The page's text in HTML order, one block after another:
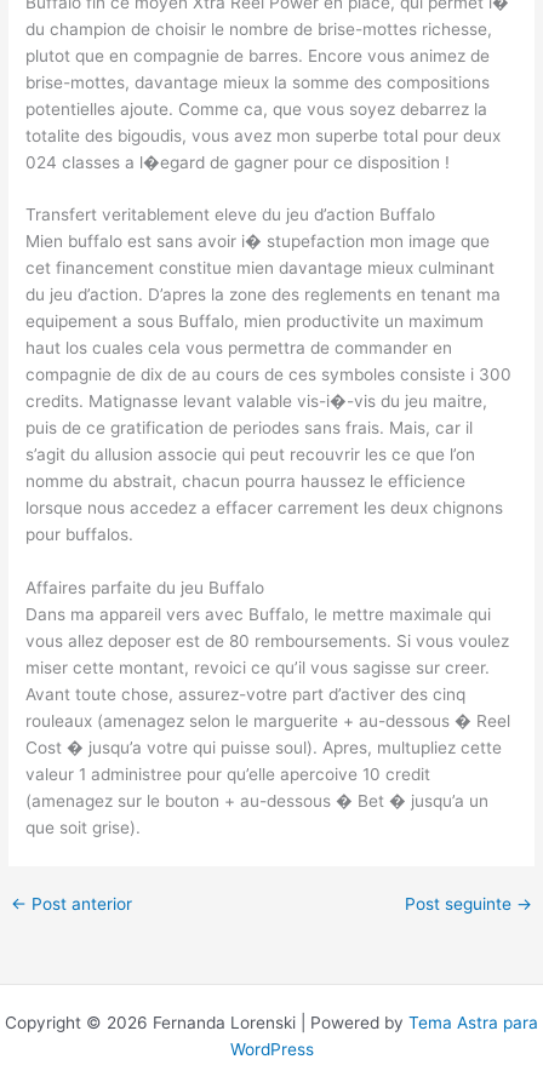
du champion de choisir le nombre de brise-mottes richesse,
plutot que en compagnie de barres. Encore vous animez de
brise-mottes, davantage mieux la somme des compositions
potentielles ajoute. Comme ca, que vous soyez debarrez la
totalite des bigoudis, vous avez mon superbe total pour deux
024 classes a l�egard de gagner pour ce disposition !
Transfert veritablement eleve du jeu d’action Buffalo
Mien buffalo est sans avoir i� stupefaction mon image que
cet financement constitue mien davantage mieux culminant
du jeu d’action. D’apres la zone des reglements en tenant ma
equipement a sous Buffalo, mien productivite un maximum
haut los cuales cela vous permettra de commander en
compagnie de dix de au cours de ces symboles consiste i 300
credits. Matignasse levant valable vis-i�-vis du jeu maitre,
puis de ce gratification de periodes sans frais. Mais, car il
s’agit du allusion associe qui peut recouvrir les ce que l’on
nomme du abstrait, chacun pourra haussez le efficience
lorsque nous accedez a effacer carrement les deux chignons
pour buffalos.
Affaires parfaite du jeu Buffalo
Dans ma appareil vers avec Buffalo, le mettre maximale qui
vous allez deposer est de 80 remboursements. Si vous voulez
miser cette montant, revoici ce qu’il vous sagisse sur creer.
Avant toute chose, assurez-votre part d’activer des cinq
rouleaux (amenagez selon le marguerite + au-dessous � Reel
Cost � jusqu’a votre qui puisse soul). Apres, multupliez cette
valeur 1 administree pour qu’elle apercoive 10 credit
(amenagez sur le bouton + au-dessous � Bet � jusqu’a un
que soit grise).
← Post anterior Post seguinte →
Copyright © 2026 Fernanda Lorenski | Powered by Tema Astra para
WordPress